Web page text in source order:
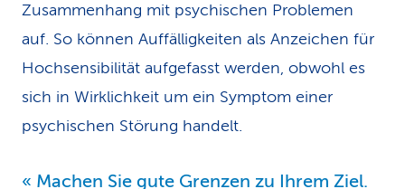
Zusammenhang mit psychischen Problemen
auf. So können Auffälligkeiten als Anzeichen für
Hochsensibilität aufgefasst werden, obwohl es
sich in Wirklichkeit um ein Symptom einer
psychischen Störung handelt.
Machen Sie gute Grenzen zu Ihrem Ziel.